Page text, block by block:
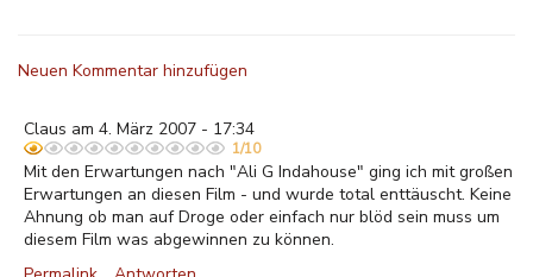
Neuen Kommentar hinzufügen
Claus am 4. März 2007 - 17:34
1/10
Mit den Erwartungen nach "Ali G Indahouse" ging ich mit großen
Erwartungen an diesen Film - und wurde total enttäuscht. Keine
Ahnung ob man auf Droge oder einfach nur blöd sein muss um
diesem Film was abgewinnen zu können.